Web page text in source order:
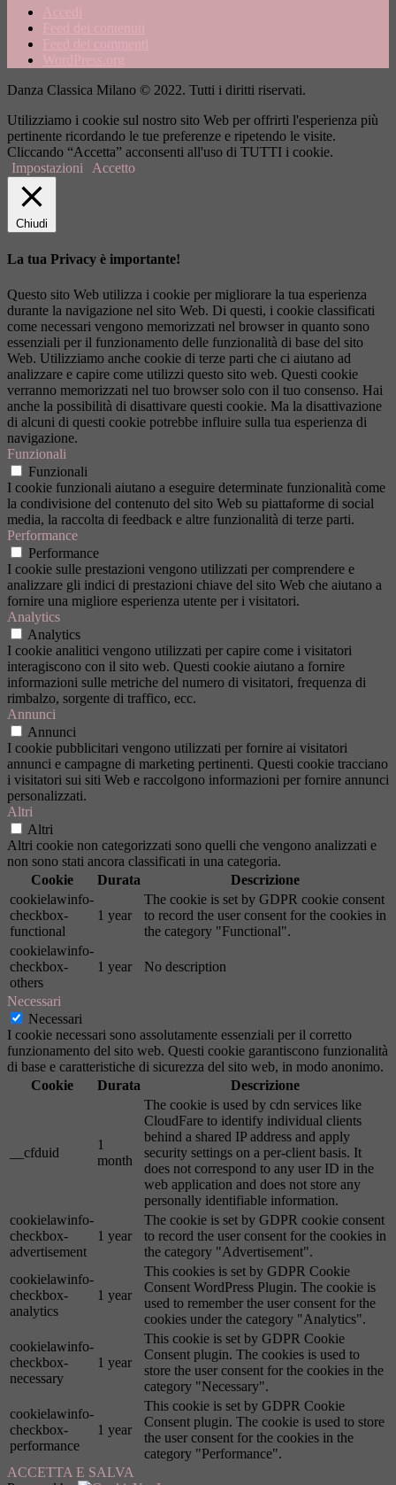
Accedi
Feed dei contenuti
Feed dei commenti
WordPress.org
Danza Classica Milano © 2022. Tutti i diritti riservati.
Utilizziamo i cookie sul nostro sito Web per offrirti l'esperienza più
pertinente ricordando le tue preferenze e ripetendo le visite.
Cliccando “Accetta” acconsenti all'uso di TUTTI i cookie.
Impostazioni
Accetto
Chiudi
La tua Privacy è importante!
Questo sito Web utilizza i cookie per migliorare la tua esperienza
durante la navigazione nel sito Web. Di questi, i cookie classificati
come necessari vengono memorizzati nel browser in quanto sono
essenziali per il funzionamento delle funzionalità di base del sito
Web. Utilizziamo anche cookie di terze parti che ci aiutano ad
analizzare e capire come utilizzi questo sito web. Questi cookie
verranno memorizzati nel tuo browser solo con il tuo consenso. Hai
anche la possibilità di disattivare questi cookie. Ma la disattivazione
di alcuni di questi cookie potrebbe influire sulla tua esperienza di
navigazione.
Funzionali
Funzionali
I cookie funzionali aiutano a eseguire determinate funzionalità come
la condivisione del contenuto del sito Web su piattaforme di social
media, la raccolta di feedback e altre funzionalità di terze parti.
Performance
Performance
I cookie sulle prestazioni vengono utilizzati per comprendere e
analizzare gli indici di prestazioni chiave del sito Web che aiutano a
fornire una migliore esperienza utente per i visitatori.
Analytics
Analytics
I cookie analitici vengono utilizzati per capire come i visitatori
interagiscono con il sito web. Questi cookie aiutano a fornire
informazioni sulle metriche del numero di visitatori, frequenza di
rimbalzo, sorgente di traffico, ecc.
Annunci
Annunci
I cookie pubblicitari vengono utilizzati per fornire ai visitatori
annunci e campagne di marketing pertinenti. Questi cookie tracciano
i visitatori sui siti Web e raccolgono informazioni per fornire annunci
personalizzati.
Altri
Altri
Altri cookie non categorizzati sono quelli che vengono analizzati e
non sono stati ancora classificati in una categoria.
Cookie
Durata
Descrizione
cookielawinfo-
checkbox-
functional
1 year
The cookie is set by GDPR cookie consent
to record the user consent for the cookies in
the category "Functional".
cookielawinfo-
checkbox-
others
1 year No description
Necessari
Necessari
I cookie necessari sono assolutamente essenziali per il corretto
funzionamento del sito web. Questi cookie garantiscono funzionalità
di base e caratteristiche di sicurezza del sito web, in modo anonimo.
Cookie
Durata Descrizione
__cfduid
1
month
The cookie is used by cdn services like
CloudFare to identify individual clients
behind a shared IP address and apply
security settings on a per-client basis. It
does not correspond to any user ID in the
web application and does not store any
personally identifiable information.
cookielawinfo-
checkbox-
advertisement
1 year
The cookie is set by GDPR cookie consent
to record the user consent for the cookies in
the category "Advertisement".
cookielawinfo-
checkbox-
analytics
1 year
This cookies is set by GDPR Cookie
Consent WordPress Plugin. The cookie is
used to remember the user consent for the
cookies under the category "Analytics".
cookielawinfo-
checkbox-
necessary
1 year
This cookie is set by GDPR Cookie
Consent plugin. The cookies is used to
store the user consent for the cookies in the
category "Necessary".
cookielawinfo-
checkbox-
performance
1 year
This cookie is set by GDPR Cookie
Consent plugin. The cookie is used to store
the user consent for the cookies in the
category "Performance".
ACCETTA E SALVA